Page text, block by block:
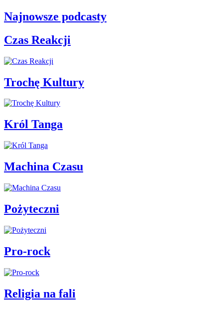
Najnowsze podcasty
Czas Reakcji
Trochę Kultury
Król Tanga
Machina Czasu
Pożyteczni
Pro-rock
Religia na fali